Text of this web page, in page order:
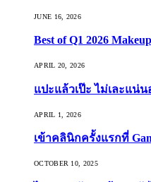
JUNE 16, 2026
Best of Q1 2026
APRIL 20, 2026
แปะแล้วเป๊ะ ไม่เละแน่
APRIL 1, 2026
เข้าคลินิกครั้งแรกที่
OCTOBER 10, 2025